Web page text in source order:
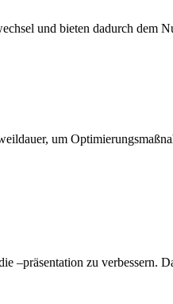
und bieten dadurch dem
um
–präsentation zu verbessern.